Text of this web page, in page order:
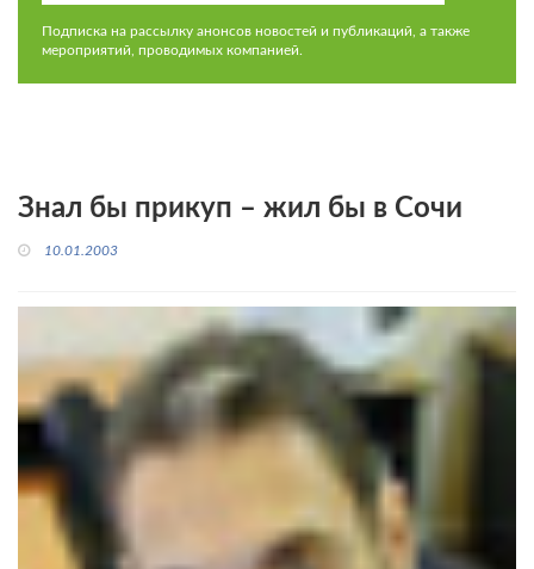
Подписка на рассылку анонсов новостей и публикаций, а также
мероприятий, проводимых компанией.
Знал бы прикуп – жил бы в Сочи
10.01.2003